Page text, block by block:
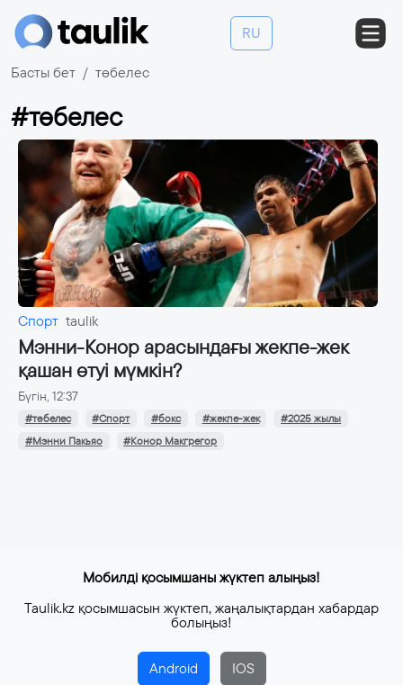
RU
Басты бет төбелес
#төбелес
Спорт taulik
Мэнни-Конор арасындағы жекпе-жек
қашан өтуі мүмкін?
Бүгін, 12:37
#төбелес #Спорт #бокс #жекпе-жек
#2025 жылы
#Мэнни Пакьяо
#Конор Макгрегор
Мобилді қосымшаны жүктеп алыңыз!
Taulik.kz қосымшасын жүктеп, жаңалықтардан хабардар
болыңыз!
Android IOS